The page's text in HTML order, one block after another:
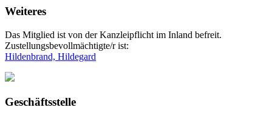
Weiteres
Das Mitglied ist von der Kanzleipflicht im Inland befreit.
Zustellungsbevollmächtigte/r ist:
Hildenbrand, Hildegard
Geschäftsstelle